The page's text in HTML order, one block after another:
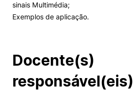
sinais Multimédia;
Exemplos de aplicação.
Docente(s)
responsável(eis)